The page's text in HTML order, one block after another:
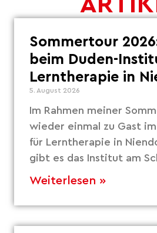
Sommertour
beim Duden-
Lerntherapie in
5. August 2026
Im Rahmen meiner
wieder einmal zu Gast
für Lerntherapie in
gibt es das Institut am
Weiterlesen »